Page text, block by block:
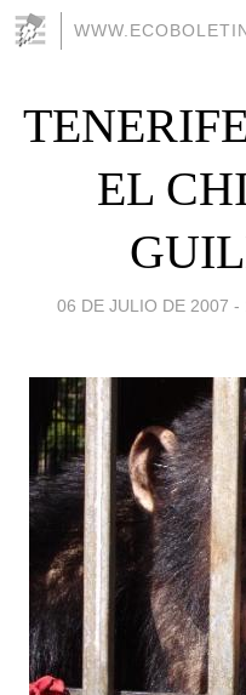
EL
06 DE JULIO DE 2007 -